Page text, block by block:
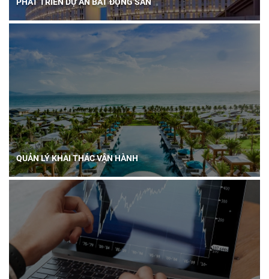
PHÁT TRIỂN DỰ ÁN BẤT ĐỘNG SẢN
QUẢN LÝ KHAI THÁC VẬN HÀNH